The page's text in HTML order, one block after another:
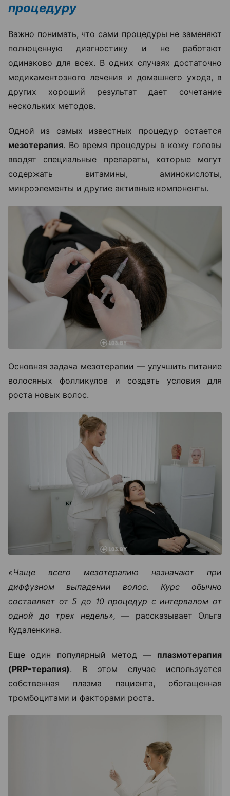
процедуру
Важно понимать, что сами процедуры не заменяют
полноценную диагностику и не работают
одинаково для всех. В одних случаях достаточно
медикаментозного лечения и домашнего ухода, в
других хороший результат дает сочетание
нескольких методов.
Одной из самых известных процедур остается
мезотерапия. Во время процедуры в кожу головы
вводят специальные препараты, которые могут
содержать витамины, аминокислоты,
микроэлементы и другие активные компоненты.
Основная задача мезотерапии — улучшить питание
волосяных фолликулов и создать условия для
роста новых волос.
«Чаще всего мезотерапию назначают при
диффузном выпадении волос. Курс обычно
составляет от 5 до 10 процедур с интервалом от
одной до трех недель», — рассказывает Ольга
Кудаленкина.
Еще один популярный метод — плазмотерапия
(PRP-терапия). В этом случае используется
собственная плазма пациента, обогащенная
тромбоцитами и факторами роста.